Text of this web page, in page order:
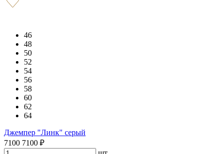
46
48
50
52
54
56
58
60
62
64
Джемпер "Линк" серый
7100 7100 ₽